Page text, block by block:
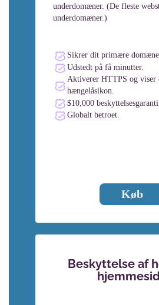
underdomæner. (De fleste
underdomæner.)
Sikrer dit primære
Udstedt på få minutter.
Aktiverer HTTPS og viser
hængelåsikon.
$10,000 beskyttelsesgaranti.
Globalt betroet.
Køb
Beskyttelse af